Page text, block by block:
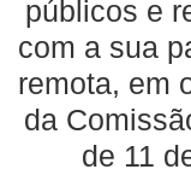
públicos e
com a sua
remota, em
da
de 11